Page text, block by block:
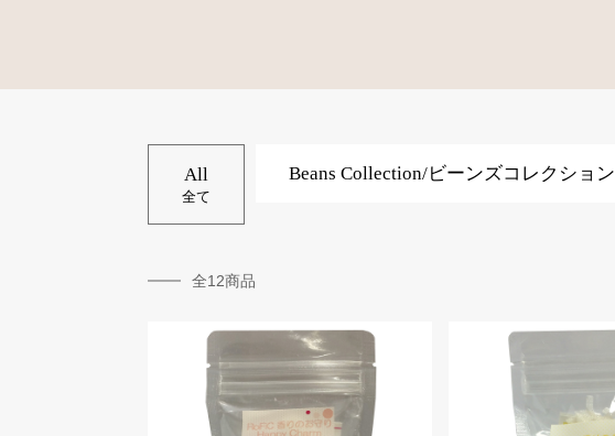
All
全て
Beans Collection/ビーンズコレクション
全12商品